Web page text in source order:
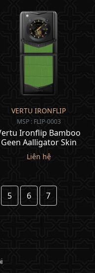
VERTU IRONFLIP
MSP : FLIP-0003
Ironflip Bamboo
Geen Aalligator Skin
Liên hệ
5 6 7